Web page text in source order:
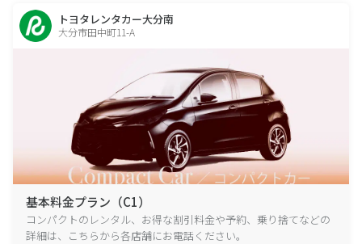
トヨタレンタカー大分南
大分市田中町11-A
基本料金プラン（C1）
コンパクトのレンタル、お得な割引料金や予約、乗り捨てなどの
詳細は、こちらから各店舗にお電話ください。